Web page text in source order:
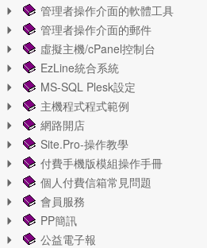
管理者操作介面的軟體工具
管理者操作介面的郵件
虛擬主機/cPanel控制台
EzLine統合系統
MS-SQL Plesk設定
主機程式程式範例
網路開店
Site.Pro-操作教學
付費手機版模組操作手冊
個人付費信箱常見問題
會員服務
PP簡訊
公益電子報